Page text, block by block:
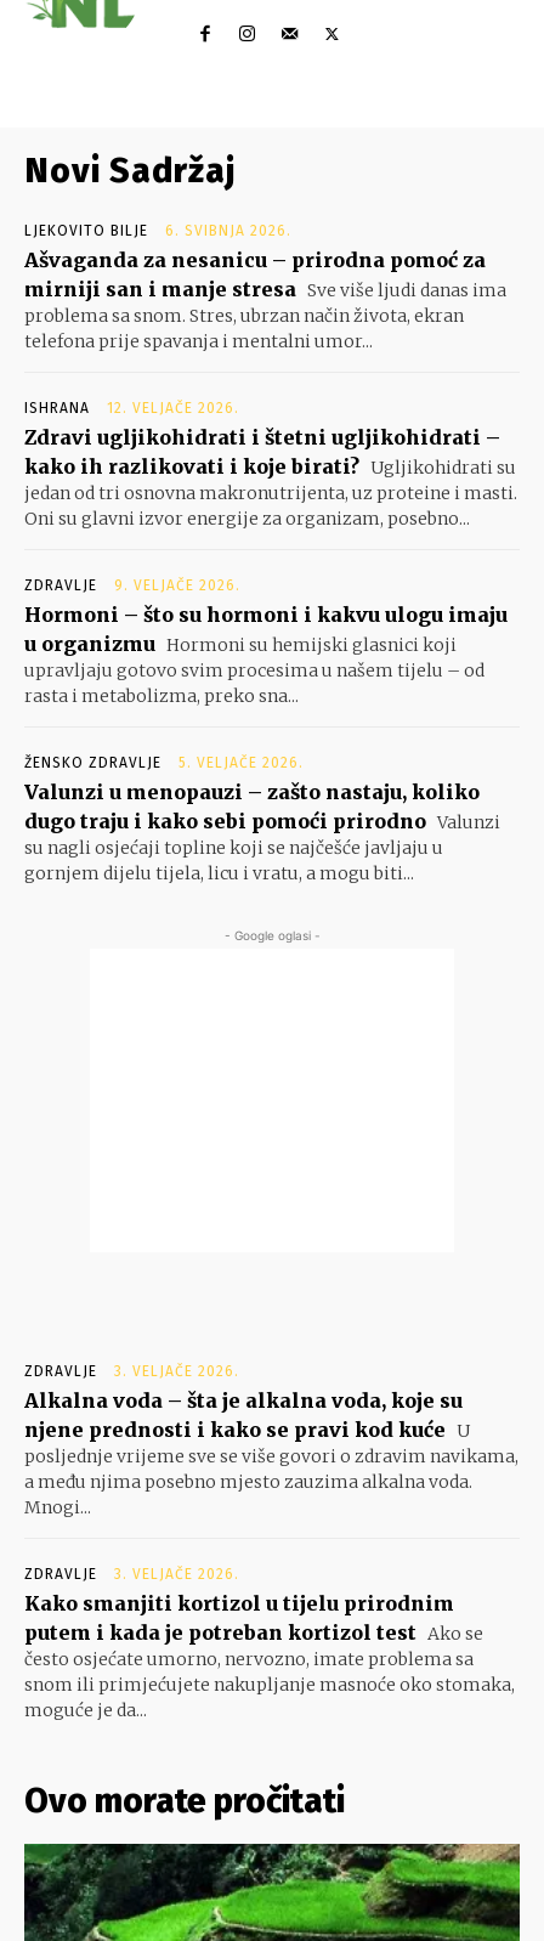
Novi Sadržaj
LJEKOVITO BILJE 6. SVIBNJA 2026.
Ašvaganda za nesanicu – prirodna pomoć za
mirniji san i manje stresa Sve više ljudi danas ima
problema sa snom. Stres, ubrzan način života, ekran
telefona prije spavanja i mentalni umor...
ISHRANA 12. VELJAČE 2026.
Zdravi ugljikohidrati i štetni ugljikohidrati –
kako ih razlikovati i koje birati? Ugljikohidrati su
jedan od tri osnovna makronutrijenta, uz proteine i masti.
Oni su glavni izvor energije za organizam, posebno...
ZDRAVLJE 9. VELJAČE 2026.
Hormoni – što su hormoni i kakvu ulogu imaju
u organizmu Hormoni su hemijski glasnici koji
upravljaju gotovo svim procesima u našem tijelu – od
rasta i metabolizma, preko sna...
ŽENSKO ZDRAVLJE 5. VELJAČE 2026.
Valunzi u menopauzi – zašto nastaju, koliko
dugo traju i kako sebi pomoći prirodno Valunzi
su nagli osjećaji topline koji se najčešće javljaju u
gornjem dijelu tijela, licu i vratu, a mogu biti...
- Google oglasi -
ZDRAVLJE 3. VELJAČE 2026.
Alkalna voda – šta je alkalna voda, koje su
njene prednosti i kako se pravi kod kuće U
posljednje vrijeme sve se više govori o zdravim navikama,
a među njima posebno mjesto zauzima alkalna voda.
Mnogi...
ZDRAVLJE 3. VELJAČE 2026.
Kako smanjiti kortizol u tijelu prirodnim
putem i kada je potreban kortizol test Ako se
često osjećate umorno, nervozno, imate problema sa
snom ili primjećujete nakupljanje masnoće oko stomaka,
moguće je da...
Ovo morate pročitati